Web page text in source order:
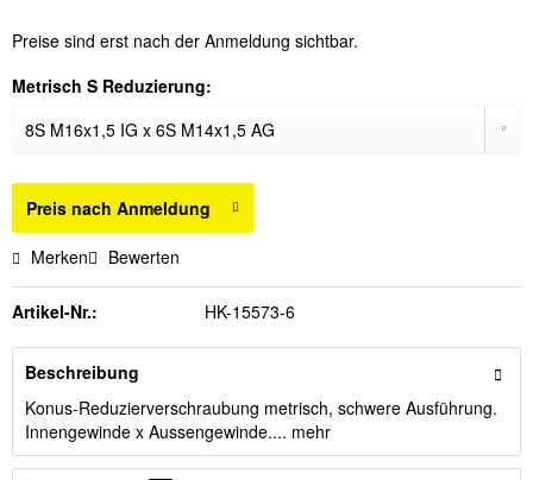
Preise sind erst nach der Anmeldung sichtbar.
Metrisch S Reduzierung:
Preis nach Anmeldung
Merken Bewerten
Artikel-Nr.: HK-15573-6
Beschreibung
Konus-Reduzierverschraubung metrisch, schwere Ausführung.
Innengewinde x Aussengewinde.... mehr